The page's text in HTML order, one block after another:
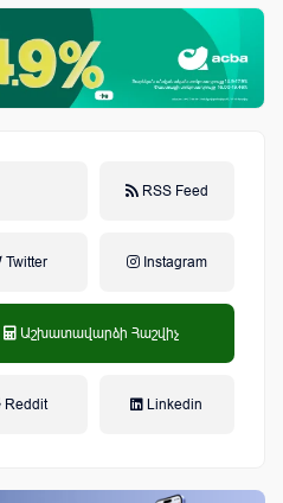
RSS Feed
Twitter Instagram
Աշխատավարձի Հաշվիչ
Reddit Linkedin